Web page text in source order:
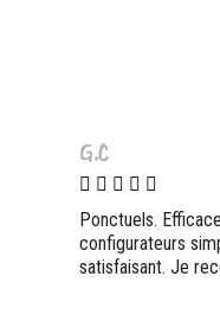
G.C
Ponctuels.
configurateurs
satisfaisant. Je